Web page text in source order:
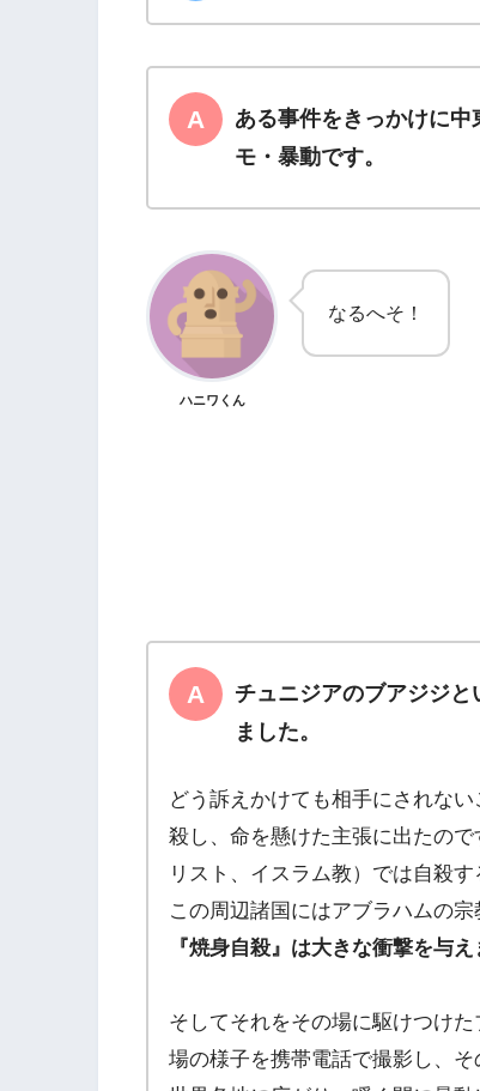
ある事件をきっかけに
モ・暴動です。
ハニワくん
なるへそ！
チュニジアのブアジジと
ました。
どう訴えかけても相手にされな
殺し、命を懸けた主張に出たの
リスト、イスラム教）では自殺
この周辺諸国にはアブラハムの
『焼身自殺』は大きな衝撃を与え
そしてそれをその場に駆けつけ
場の様子を携帯電話で撮影し、そ